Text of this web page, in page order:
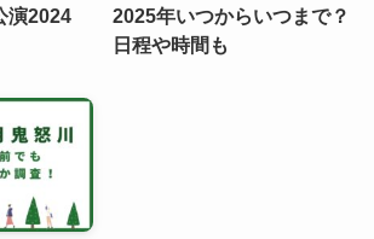
演2024
2025年いつからいつまで？
日程や時間も